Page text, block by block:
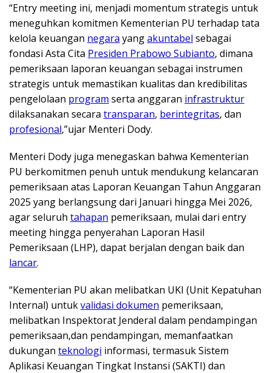
“Entry meeting ini, menjadi momentum strategis untuk
meneguhkan komitmen Kementerian PU terhadap tata
kelola keuangan negara yangakuntabel sebagai
fondasi Asta Cita Presiden Prabowo Subianto, dimana
pemeriksaan laporan keuangan sebagai instrumen
strategis untuk memastikan kualitas dan kredibilitas
pengelolaan program serta anggaran infrastruktur
dilaksanakan secara transparan, berintegritas, dan
profesional,”ujar Menteri Dody.
Menteri Dody juga menegaskan bahwa Kementerian
PU berkomitmen penuh untuk mendukung kelancaran
pemeriksaan atas Laporan Keuangan Tahun Anggaran
2025 yang berlangsung dari Januari hingga Mei 2026,
agar seluruh tahapan pemeriksaan, mulai dari entry
meeting hingga penyerahan Laporan Hasil
Pemeriksaan (LHP), dapat berjalan dengan baik dan
lancar.
“Kementerian PU akan melibatkan UKI (Unit Kepatuhan
Internal) untukvalidasi dokumen pemeriksaan,
melibatkan Inspektorat Jenderal dalam pendampingan
pemeriksaan,dan pendampingan, memanfaatkan
dukungan teknologi informasi, termasuk Sistem
Aplikasi Keuangan Tingkat Instansi (SAKTI) dan